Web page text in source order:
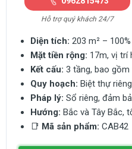
Hỗ trợ quý khách 24/7
Diện tích: 203 m² –
Mặt tiền rộng: 17m, vị trí
Kết cấu: 3 tầng, bao
Quy hoạch: Biệt thự
Pháp lý: Sổ riêng, đảm
Hướng: Bắc và Tây Bắc,
📑 Mã sản phẩm: CAB42